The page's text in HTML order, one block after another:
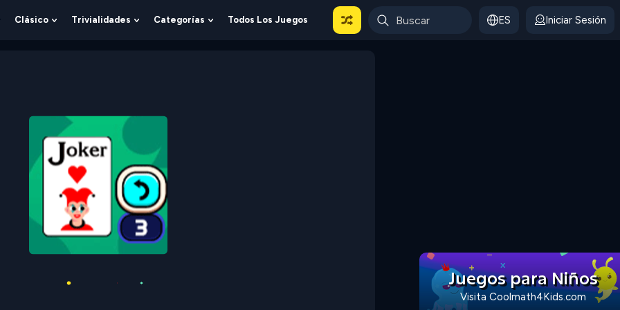
Show
Clásico
Show
Trivialidades
Show
Categorías
Show
Todos Los Juegos ES Iniciar Sesión
Juegos para Niños
Visita Coolmath4Kids.com